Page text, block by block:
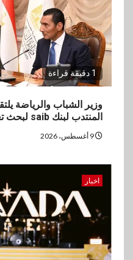
1 دقيقة قراءة
وزير الشباب والرياضة
المنتدب لبنك saib لبحث تعزيز التعاون المشترك
اخبار